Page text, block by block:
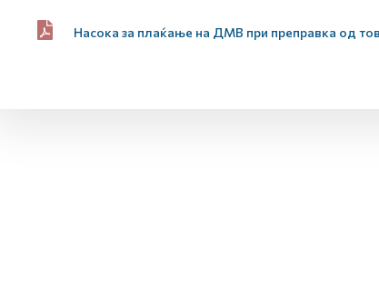
Насока за плаќање на ДМВ при преправка од